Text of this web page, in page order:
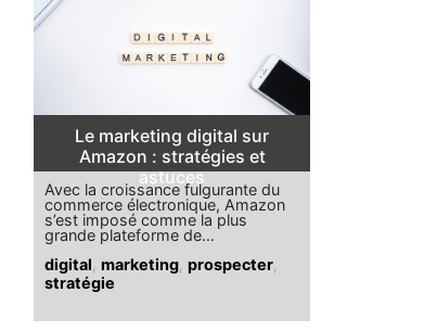
Le marketing digital sur
Amazon : stratégies et
astuces
Avec la croissance fulgurante du
commerce électronique, Amazon
s’est imposé comme la plus
grande plateforme de…
digital marketing prospecter
stratégie